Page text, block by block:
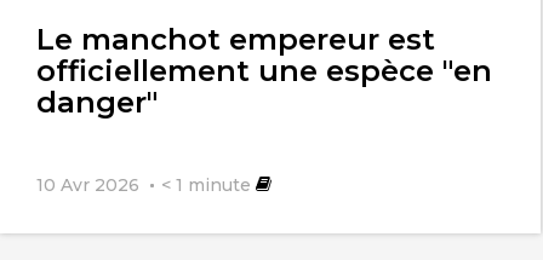
Le manchot empereur est
officiellement une espèce "en
danger"
10 Avr 2026 < 1 minute